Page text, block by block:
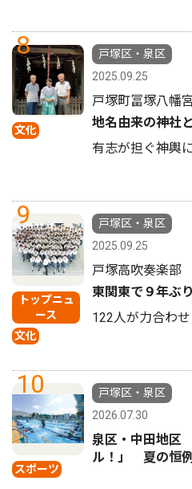
8
文化
戸塚区・泉区
2025.09.25
戸塚町冨塚八幡
地名由来の神社
有志が担ぐ神輿
9
トップニュ
ース
文化
戸塚区・泉区
2025.09.25
戸塚高吹奏楽部
東関東で９年ぶ
122人が力合わせ
10
スポーツ
戸塚区・泉区
2026.07.30
泉区・中田地区
ル！」 夏の恒